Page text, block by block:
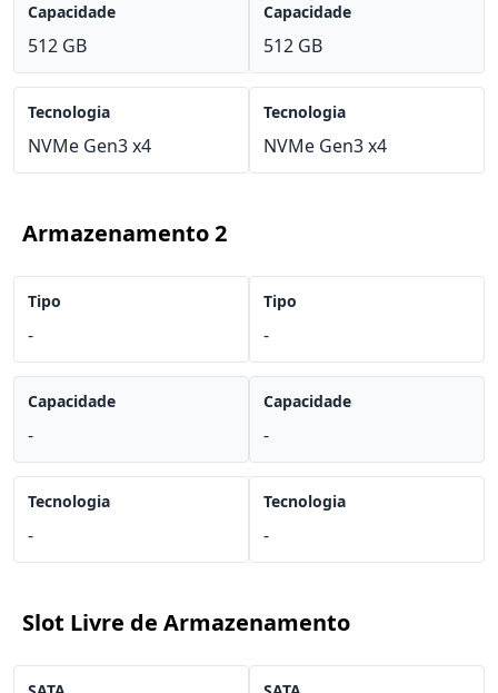
Capacidade
512 GB
Tecnologia
NVMe Gen3 x4
Capacidade
512 GB
Tecnologia
NVMe Gen3 x4
Armazenamento 2
Tipo
-
Capacidade
-
Tecnologia
-
Tipo
-
Capacidade
-
Tecnologia
-
Slot Livre de Armazenamento